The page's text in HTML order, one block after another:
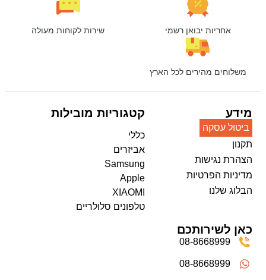
אחריות יבואן רשמי שירות לקוחות מעולה
משלוחים מהירים לכל הארץ
מידע
ביטול עסקה
תקנון
הצהרת נגישות
מדיניות הפרטיות
הבלוג שלנו
קטגוריות מובילות
כללי
אביזרים
Samsung
Apple
XIAOMI
טלפונים סלולריים
כאן לשירותכם
08-8668999
08-8668999